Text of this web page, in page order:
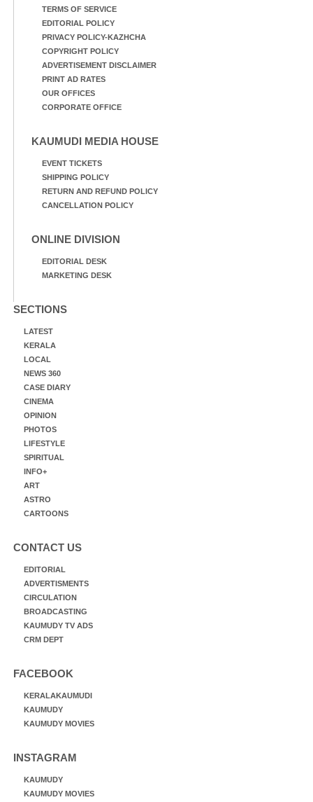
TERMS OF SERVICE
EDITORIAL POLICY
PRIVACY POLICY-KAZHCHA
COPYRIGHT POLICY
ADVERTISEMENT DISCLAIMER
PRINT AD RATES
OUR OFFICES
CORPORATE OFFICE
KAUMUDI MEDIA HOUSE
EVENT TICKETS
SHIPPING POLICY
RETURN AND REFUND POLICY
CANCELLATION POLICY
ONLINE DIVISION
EDITORIAL DESK
MARKETING DESK
SECTIONS
LATEST
KERALA
LOCAL
NEWS 360
CASE DIARY
CINEMA
OPINION
PHOTOS
LIFESTYLE
SPIRITUAL
INFO+
ART
ASTRO
CARTOONS
CONTACT US
EDITORIAL
ADVERTISMENTS
CIRCULATION
BROADCASTING
KAUMUDY TV ADS
CRM DEPT
FACEBOOK
KERALAKAUMUDI
KAUMUDY
KAUMUDY MOVIES
INSTAGRAM
KAUMUDY
KAUMUDY MOVIES